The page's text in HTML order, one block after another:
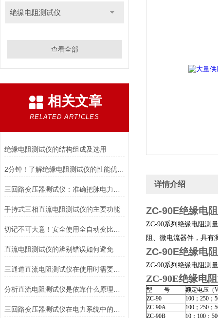
绝缘电阻测试仪
查看全部
相关文章
RELATED ARTICLES
绝缘电阻测试仪的结构组成及选用
2分钟！了解绝缘电阻测试仪的性能优势！
手持式三相直流电阻测试仪的主要功能
直流电阻测试仪的辨别错误如何避免
三通道直流电阻测试仪在使用时需要注意的安全措施
详情介绍
ZC-90E绝缘电
ZC-90系列绝缘电阻测
阻、微电流器件，具有
ZC-90E绝缘电
ZC-90系列绝缘电阻测
ZC-90E绝缘电
型 号
额定电压（
ZC-90
100；250；
ZC-90A
100；250；
ZC-90B
10；100；